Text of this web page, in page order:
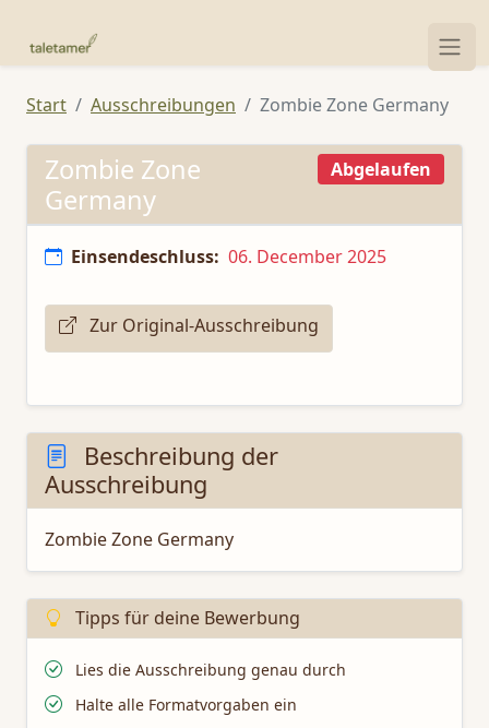
Start Ausschreibungen Zombie Zone Germany
Zombie Zone
Germany
Abgelaufen
Einsendeschluss: 06. December 2025
Zur Original-Ausschreibung
Beschreibung der
Ausschreibung
Zombie Zone Germany
Tipps für deine Bewerbung
Lies die Ausschreibung genau durch
Halte alle Formatvorgaben ein